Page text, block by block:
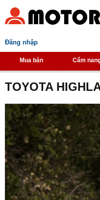
Đăng nhập
Mua bán Cẩm
TOYOTA